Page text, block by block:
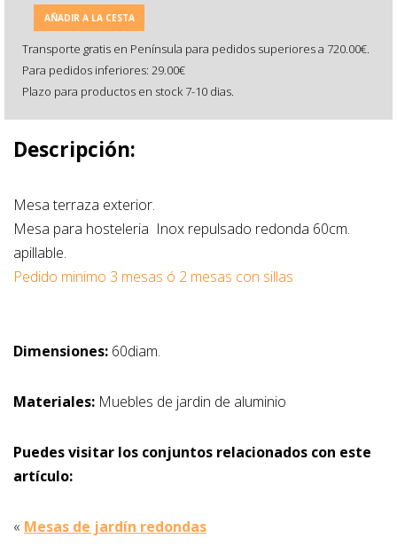
AÑADIR A LA CESTA
Transporte gratis en Península para pedidos superiores a 720.00€.
Para pedidos inferiores: 29.00€
Plazo para productos en stock 7-10 dias.
Descripción:
Mesa terraza exterior.
Mesa para hosteleria Inox repulsado redonda 60cm.
apillable.
Pedido minimo 3 mesas ó 2 mesas con sillas
Dimensiones: 60diam.
Materiales: Muebles de jardin de aluminio
Puedes visitar los conjuntos relacionados con este
artículo:
« Mesas de jardín redondas